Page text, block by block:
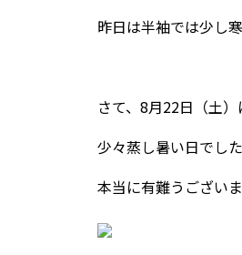
昨日は半袖では少し
さて、8月22日（土
少々蒸し暑い日でし
本当に有難うござい